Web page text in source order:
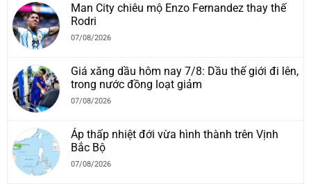
Man City chiêu mộ Enzo Fernandez thay thế
Rodri
07/08/2026
Giá xăng dầu hôm nay 7/8: Dầu thế giới đi lên,
trong nước đồng loạt giảm
07/08/2026
Áp thấp nhiệt đới vừa hình thành trên Vịnh
Bắc Bộ
07/08/2026